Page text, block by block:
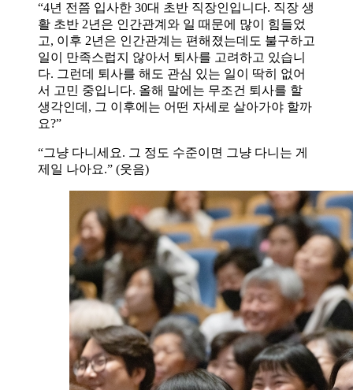
“4년 전쯤 입사한 30대 초반 직장인입니다. 직장 생
활 초반 2년은 인간관계와 일 때문에 많이 힘들었
고, 이후 2년은 인간관계는 편해졌는데도 불구하고
일이 만족스럽지 않아서 퇴사를 고려하고 있습니
다. 그런데 퇴사를 해도 관심 있는 일이 딱히 없어
서 고민 중입니다. 올해 말에는 무조건 퇴사를 할
생각인데, 그 이후에는 어떤 자세로 살아가야 할까
요?”
“그냥 다니세요. 그 정도 수준이면 그냥 다니는 게
제일 나아요.” (웃음)